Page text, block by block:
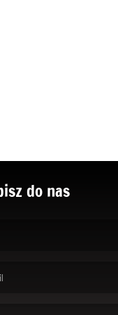
do nas